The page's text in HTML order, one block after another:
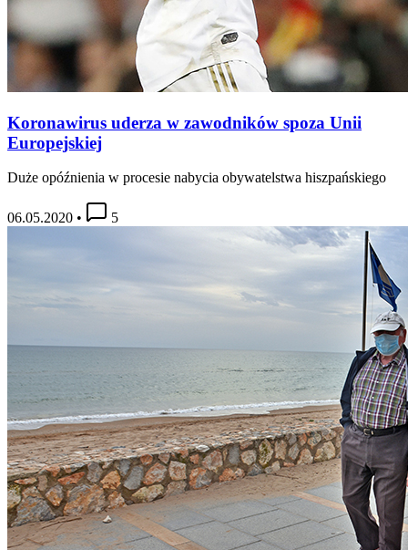
Koronawirus uderza w zawodników spoza Unii
Europejskiej
Duże opóźnienia w procesie nabycia obywatelstwa hiszpańskiego
06.05.2020 • 5